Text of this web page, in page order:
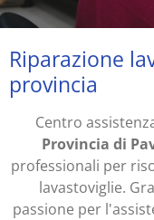
Riparazione
provincia
Centro
Provincia di
professionali per
lavastoviglie.
passione per